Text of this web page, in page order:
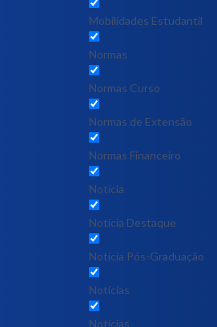
Mobilidades Estudantil
Normas
Normas Curso
Normas de Extensão
Normas Financeiro
Notícia
Notícia Destaque
Noticia Pós-Graduação
Notícias
Notícias